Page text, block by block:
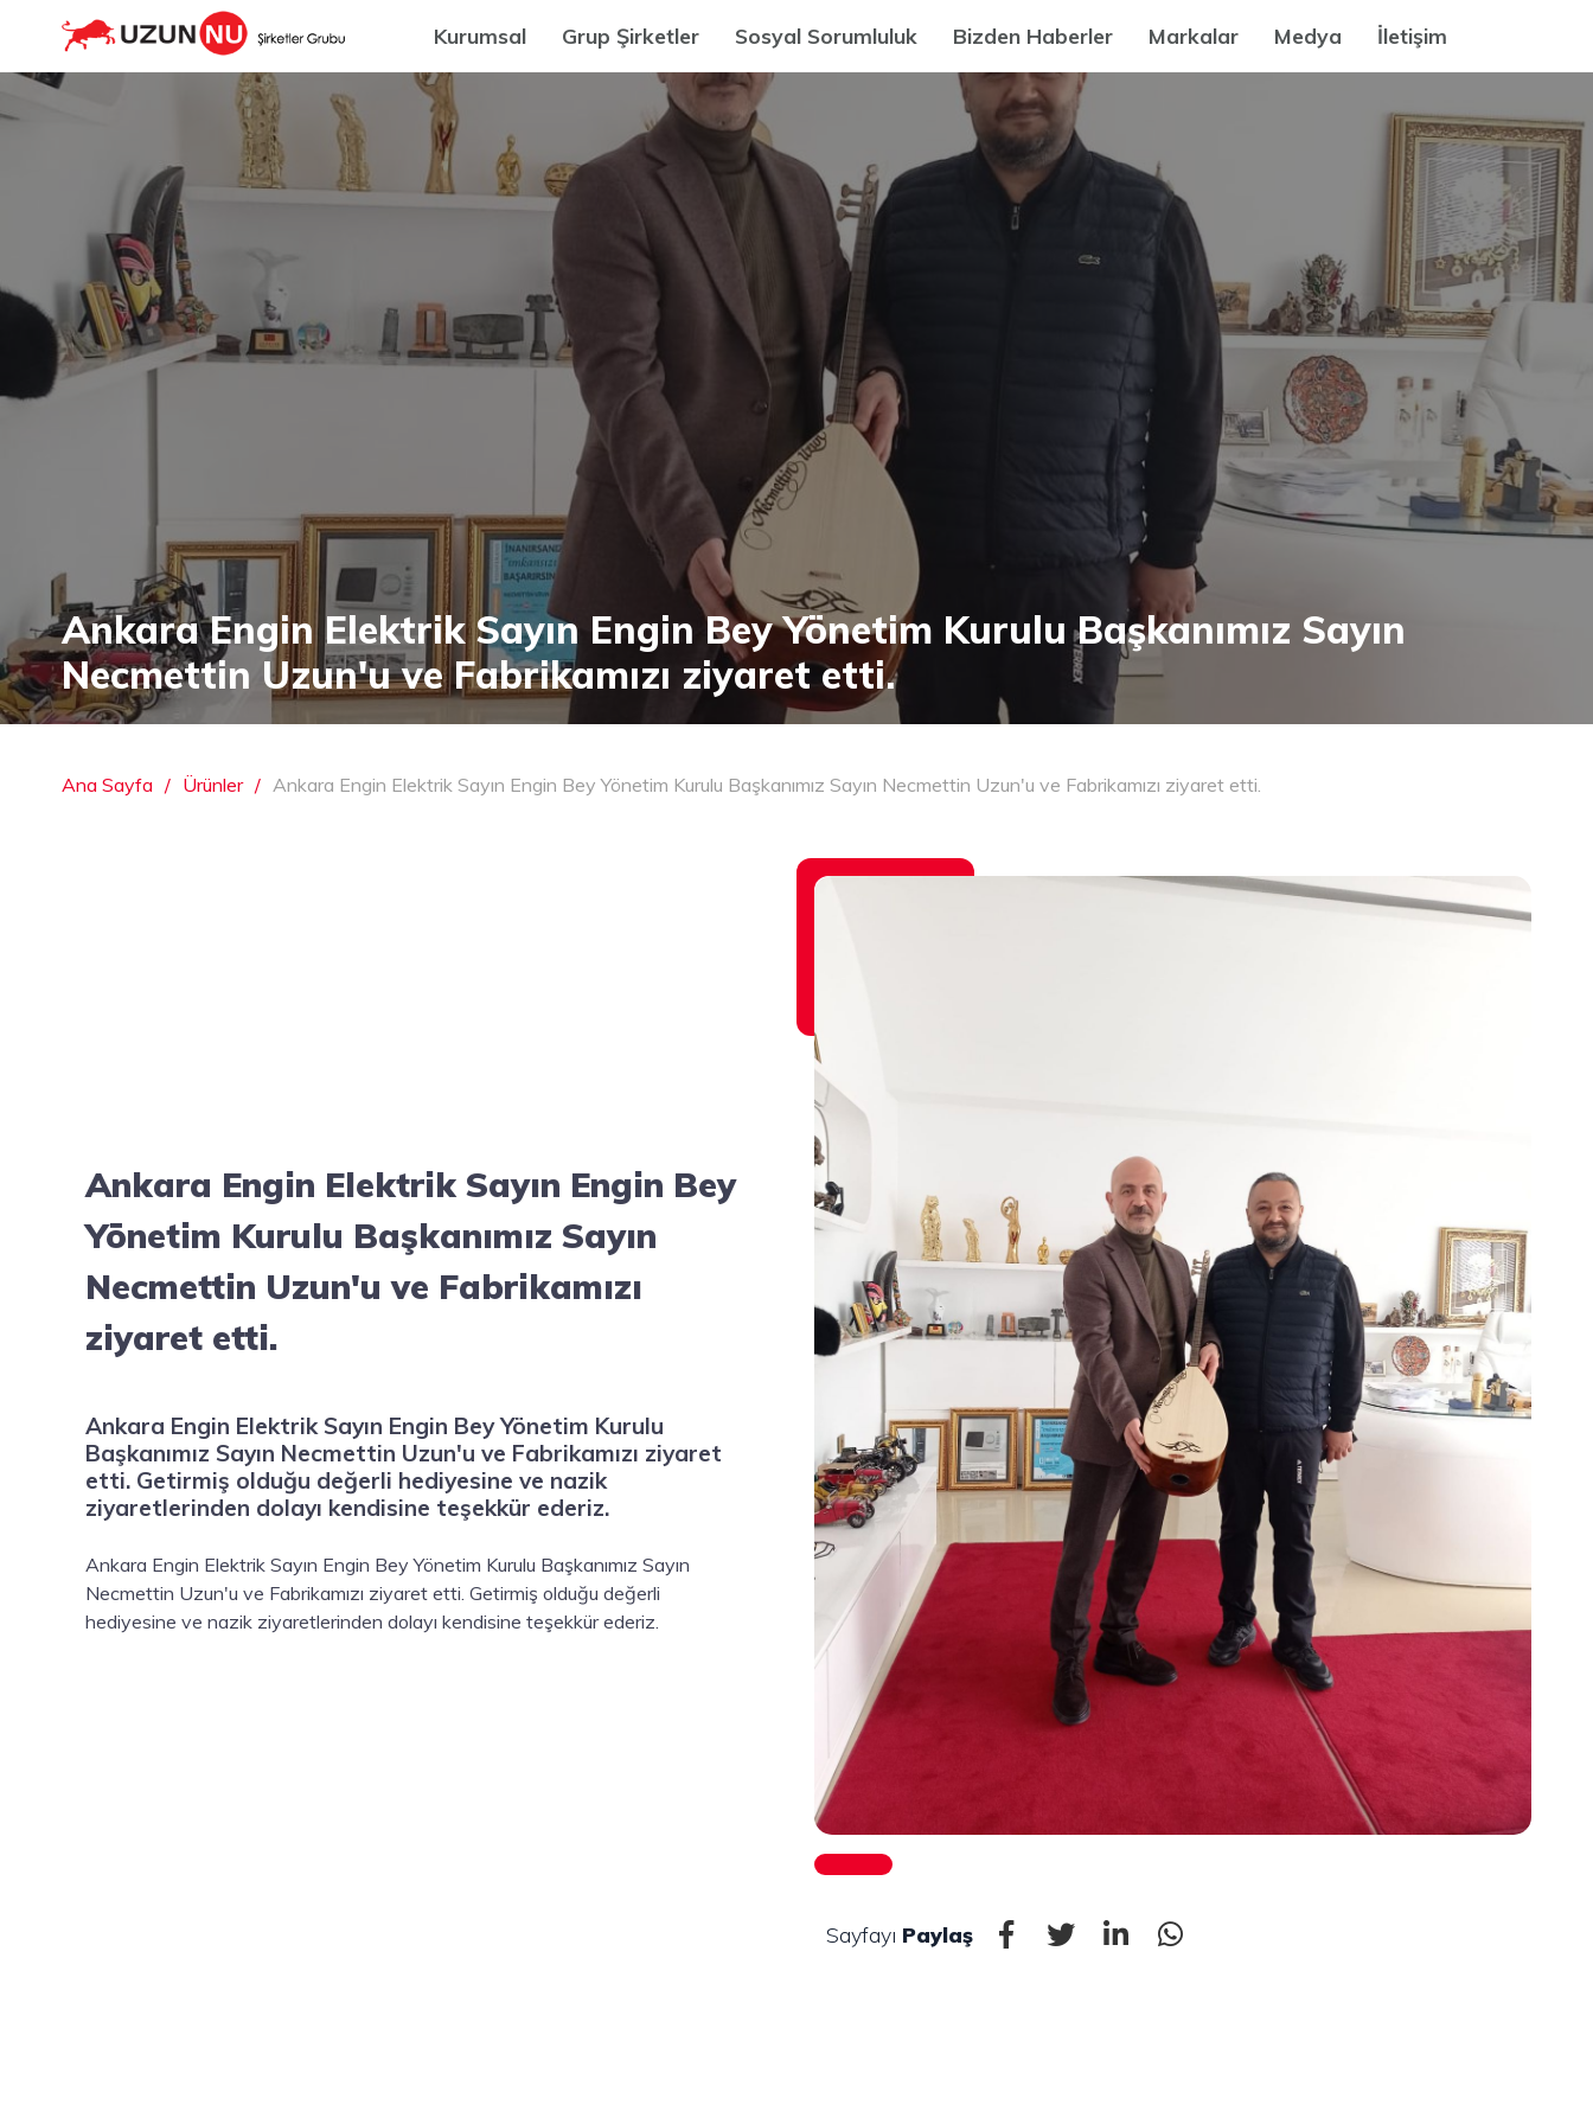
Kurumsal Grup Şirketler Sosyal Sorumluluk Bizden Haberler Markalar Medya İletişim
Ankara Engin Elektrik Sayın Engin Bey Yönetim Kurulu Başkanımız Sayın
Necmettin Uzun'u ve Fabrikamızı ziyaret etti.
Ana Sayfa Ürünler Ankara Engin Elektrik Sayın Engin Bey Yönetim Kurulu Başkanımız Sayın Necmettin Uzun'u ve Fabrikamızı ziyaret etti.
Ankara Engin Elektrik Sayın Engin Bey
Yönetim Kurulu Başkanımız Sayın
Necmettin Uzun'u ve Fabrikamızı
ziyaret etti.
Ankara Engin Elektrik Sayın Engin Bey Yönetim Kurulu
Başkanımız Sayın Necmettin Uzun'u ve Fabrikamızı ziyaret
etti. Getirmiş olduğu değerli hediyesine ve nazik
ziyaretlerinden dolayı kendisine teşekkür ederiz.
Ankara Engin Elektrik Sayın Engin Bey Yönetim Kurulu Başkanımız Sayın
Necmettin Uzun'u ve Fabrikamızı ziyaret etti. Getirmiş olduğu değerli
hediyesine ve nazik ziyaretlerinden dolayı kendisine teşekkür ederiz.
Sayfayı Paylaş